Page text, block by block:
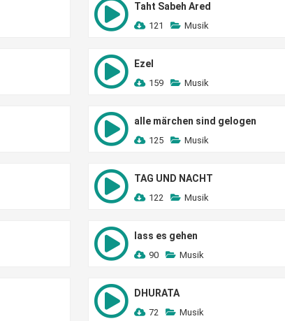
Taht Sabeh Ared
121 Musik
Ezel
159 Musik
alle märchen sind gelogen
125 Musik
TAG UND NACHT
122 Musik
lass es gehen
90 Musik
DHURATA
72 Musik